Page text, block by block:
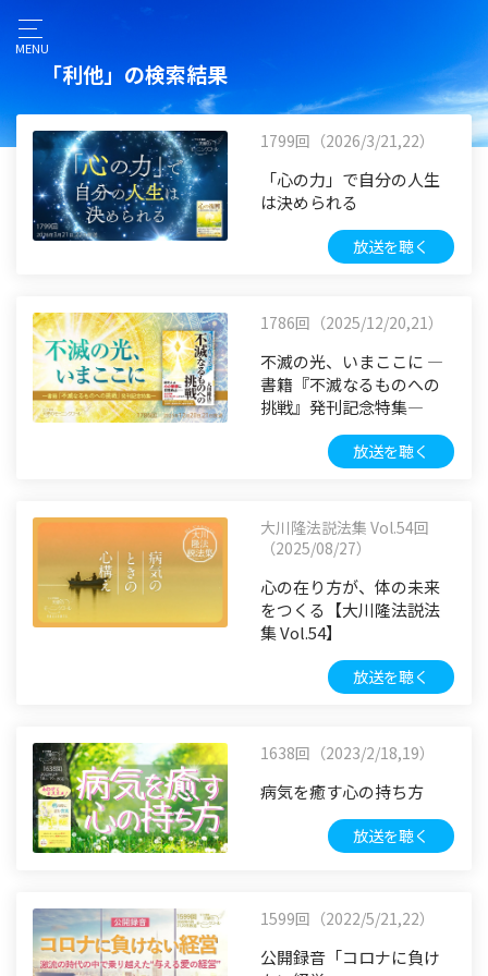
MENU
「利他」の検索結果
1799回（2026/3/21,22）
「心の力」で自分の人生
は決められる
放送を聴く
1786回（2025/12/20,21）
不滅の光、いまここに ―
書籍『不滅なるものへの
挑戦』発刊記念特集―
放送を聴く
大川隆法説法集 Vol.54回
（2025/08/27）
心の在り方が、体の未来
をつくる【大川隆法説法
集 Vol.54】
放送を聴く
1638回（2023/2/18,19）
病気を癒す心の持ち方
放送を聴く
1599回（2022/5/21,22）
公開録音「コロナに負け